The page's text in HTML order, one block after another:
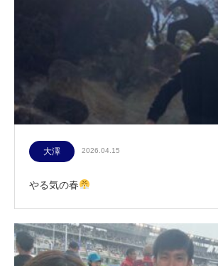
大澤 2026.04.15
やる気の春